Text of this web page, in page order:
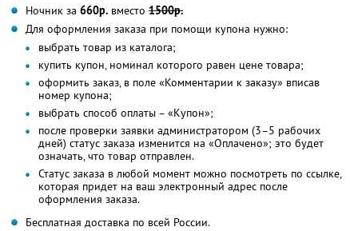
Ночник за 660р. вместо 1500р.
Для оформления заказа при помощи купона нужно:
выбрать товар из каталога;
купить купон, номинал которого равен цене товара;
оформить заказ, в поле «Комментарии к заказу» вписав
номер купона;
выбрать способ оплаты – «Купон»;
после проверки заявки администратором (3–5 рабочих
дней) статус заказа изменится на «Оплачено»; это будет
означать, что товар отправлен.
Статус заказа в любой момент можно посмотреть по ссылке,
которая придет на ваш электронный адрес после
оформления заказа.
Бесплатная доставка по всей России.